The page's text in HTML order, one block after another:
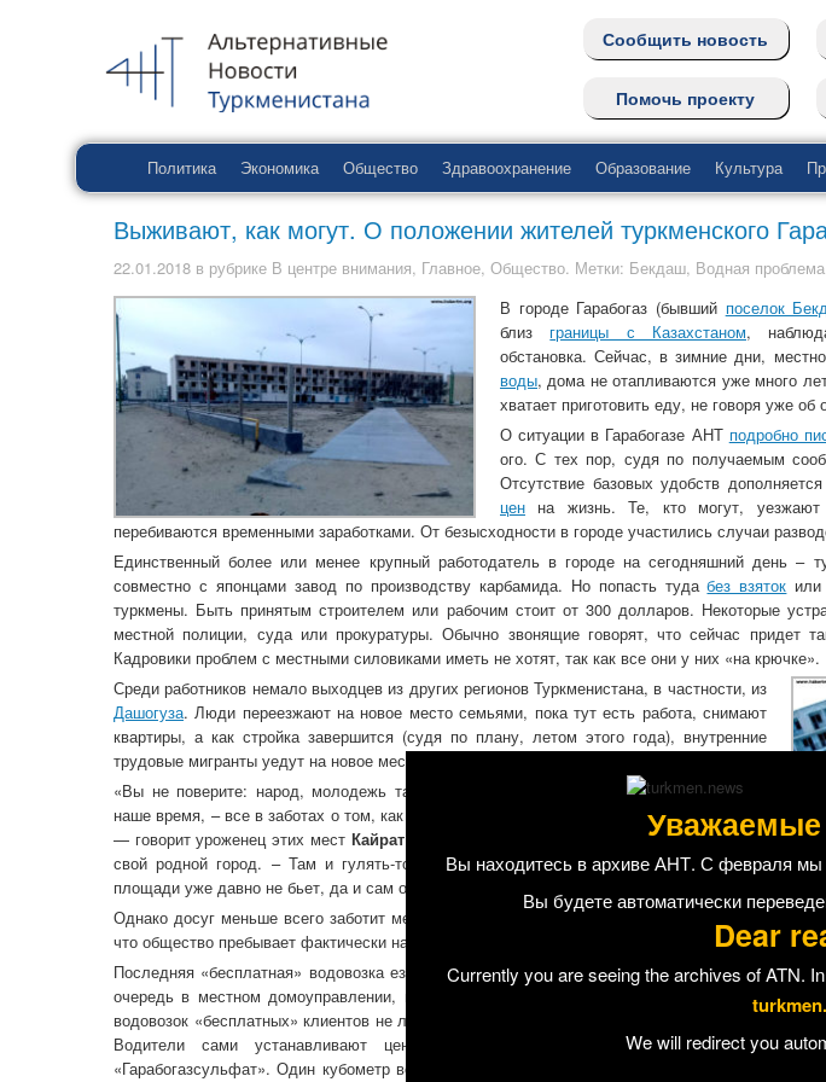
Сообщить новость
Помочь проекту
Политика Экономика Общество Здравоохранение Образование Культура
Выживают, как могут. О положении жителей туркменского
22.01.2018 в рубрике В центре внимания, Главное, Общество. Метки: Бекдаш, Водная проблема
В городе Гарабогаз (бывший поселок
близ границы с Казахстаном,
обстановка. Сейчас, в зимние дни,
воды, дома не отапливаются уже много
хватает приготовить еду, не говоря уже
О ситуации в Гарабогазе АНТ подробно
ого. С тех пор, судя по получаемым
Отсутствие базовых удобств дополняется
цен на жизнь. Те, кто могут,
перебиваются временными заработками. От безысходности в городе участились случаи
Единственный более или менее крупный работодатель в городе на сегодняшний день –
совместно с японцами завод по производству карбамида. Но попасть тудабез взяток
туркмены. Быть принятым строителем или рабочим стоит от 300 долларов. Некоторые
местной полиции, суда или прокуратуры. Обычно звонящие говорят, что сейчас придет
Кадровики проблем с местными силовиками иметь не хотят, так как все они у них «на крючке».
Среди работников немало выходцев из других регионов Туркменистана, в частности, из
Дашогуза. Люди переезжают на новое место семьями, пока тут есть работа, снимают
квартиры, а как стройка завершится (судя по плану, летом этого года), внутренние
трудовые мигранты уедут на новое место в поисках возможностей.
«Вы не поверите: народ, молодежь там не гуляет по вечерам или выходным, как в
наше время, – все в заботах о том, как пережить день сегодняшний и что будет завтра,
— говорит уроженец этих мест Кайрат, ныне житель Казахстана, в январе посетивший
свой родной город. – Там и гулять-то негде: единственный фонтан на центральной
площади уже давно не бьет, да и сам он практически полностью разбит».
Однако досуг меньше всего заботит местных жителей. Гораздо больше их волнует то,
что общество пребывает фактически на грани гуманитарной катастрофы.
Последняя «бесплатная» водовозка ездила по микрорайону и трем улицам в городе
очередь в местном домоуправлении, но машина может приехать спустя неделю после
водовозок «бесплатных» клиентов не любят. Им выгодно продавать живительную влагу тем,
Водители сами устанавливают цены, хотя воду набирают бесплатно на
«Гарабогазсульфат». Один кубометр воды продается от 20 манатов ($2 по рыночному
Уважаемые
Вы находитесь в архиве АНТ. С февраля
Вы будете автоматически
Dear
Currently you are seeing the archives of ATN.
We will redirect you